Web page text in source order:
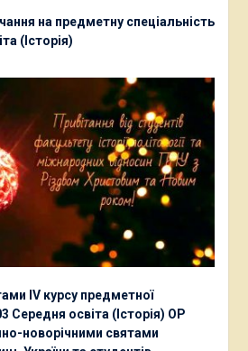
на предметну спеціальність
(Історія)
ІV курсу предметної
Середня освіта (Історія) ОР
новорічними святами